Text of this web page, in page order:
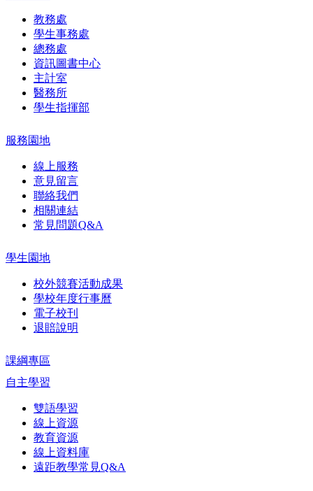
教務處
學生事務處
總務處
資訊圖書中心
主計室
醫務所
學生指揮部
服務園地
線上服務
意見留言
聯絡我們
相關連結
常見問題Q&A
學生園地
校外競賽活動成果
學校年度行事曆
電子校刊
退賠說明
課綱專區
自主學習
雙語學習
線上資源
教育資源
線上資料庫
遠距教學常見Q&A